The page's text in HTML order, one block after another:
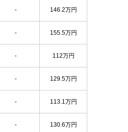
- 146.2万円
- 155.5万円
- 112万円
- 129.5万円
- 113.1万円
- 130.6万円